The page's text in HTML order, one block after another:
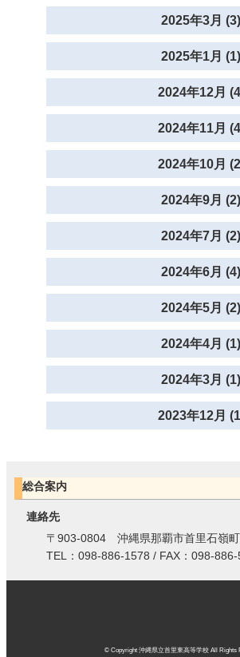
2025年3月 (3)
2025年1月 (1)
2024年12月
2024年11月
2024年10月
2024年9月 (2)
2024年7月 (2)
2024年6月 (4)
2024年5月 (2)
2024年4月 (1)
2024年3月 (1)
2023年12月
総合案内
連絡先
〒903-0804 沖縄県那覇市首里石嶺
TEL：098-886-1578 / FAX：098-886-
© Copyright 沖縄県立首里東高等学校 All Rights